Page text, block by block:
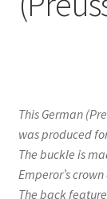
This German
was produced
The buckle is
Emperor’s
The back